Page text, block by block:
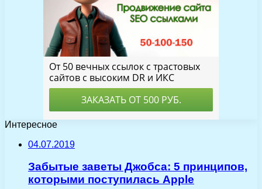
Интересное
04.07.2019
Забытые заветы Джобса: 5 принципов,
которыми поступилась Apple